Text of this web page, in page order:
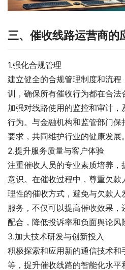
三、催收线路运营商的
1.强化合规管理
建立健全的合规管理制度和流
训，确保所有催收行为都在合法
加强对线路使用的监控和审计
行为。与金融机构和监管部门
要求，共同维护行业的健康发展。
2.提升服务质量与客户体验
注重催收人员的专业素质培养
意识。在催收过程中，尊重欠款
理性的催收方式，避免与欠款
服务，不仅可以提高催收效果
配合，降低投诉率和负面舆论风
3.加大技术研发与创新投入
积极探索和应用新的通信技术
等，提升催收线路的智能化水